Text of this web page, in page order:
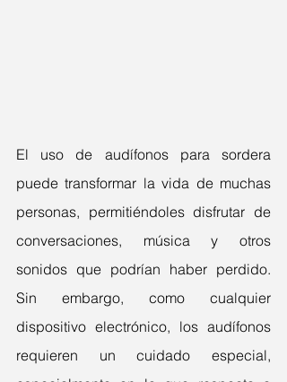
El uso de audífonos para sordera
puede transformar la vida de muchas
personas, permitiéndoles disfrutar de
conversaciones, música y otros
sonidos que podrían haber perdido.
Sin embargo, como cualquier
dispositivo electrónico, los audífonos
requieren un cuidado especial,